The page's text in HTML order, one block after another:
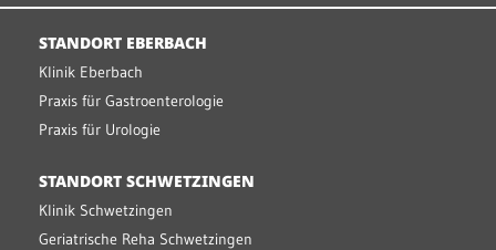
STANDORT EBERBACH
Klinik Eberbach
Praxis für Gastroenterologie
Praxis für Urologie
STANDORT SCHWETZINGEN
Klinik Schwetzingen
Geriatrische Reha Schwetzingen